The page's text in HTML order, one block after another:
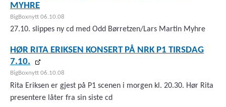
MYHRE
BigBoxnytt 06.10.08
27.10. slippes ny cd med Odd Børretzen/Lars Martin Myhre
HØR RITA ERIKSEN KONSERT PÅ NRK P1 TIRSDAG
7.10.
BigBoxnytt 06.10.08
Rita Eriksen er gjest på P1 scenen i morgen kl. 20.30. Hør Rita
presentere låter fra sin siste cd